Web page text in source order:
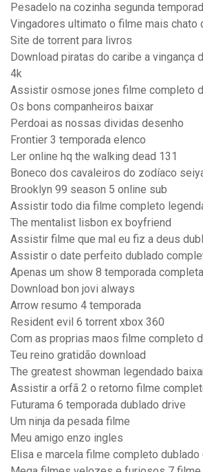
Pesadelo na cozinha segunda
Vingadores ultimato o filme mais chato
Site de torrent para livros
Download piratas do caribe a vingança
4k
Assistir osmose jones filme completo
Os bons companheiros baixar
Perdoai as nossas dividas desenho
Frontier 3 temporada elenco
Ler online hq the walking dead 131
Boneco dos cavaleiros do zodíaco
Brooklyn 99 season 5 online sub
Assistir todo dia filme completo
The mentalist lisbon ex boyfriend
Assistir filme que mal eu fiz a deus
Assistir o date perfeito dublado
Apenas um show 8 temporada
Download bon jovi always
Arrow resumo 4 temporada
Resident evil 6 torrent xbox 360
Com as proprias maos filme completo
Teu reino gratidão download
The greatest showman legendado
Assistir a orfã 2 o retorno filme
Futurama 6 temporada dublado drive
Um ninja da pesada filme
Meu amigo enzo ingles
Elisa e marcela filme completo dublado